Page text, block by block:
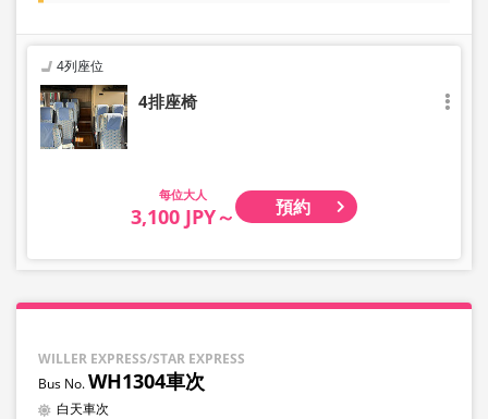
4列座位
4排座椅
大人
3,100 JPY～ 預約
WILLER EXPRESS/STAR EXPRESS
WH1304車次
白天車次